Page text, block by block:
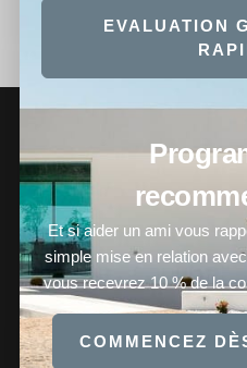
EVALUATION
Et si aider un ami vous
simple mise en relation
vous recevrez 10 % de la
COMMENCEZ